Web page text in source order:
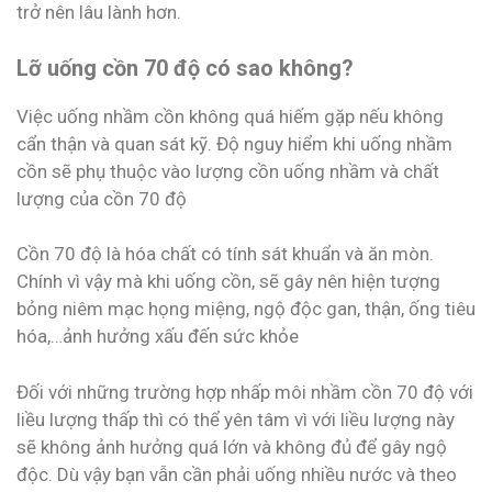
trở nên lâu lành hơn.
Lỡ uống cồn 70 độ có sao không?
Việc uống nhầm cồn không quá hiếm gặp nếu không
cẩn thận và quan sát kỹ. Độ nguy hiểm khi uống nhầm
cồn sẽ phụ thuộc vào lượng cồn uống nhầm và chất
lượng của cồn 70 độ
Cồn 70 độ là hóa chất có tính sát khuẩn và ăn mòn.
Chính vì vậy mà khi uống cồn, sẽ gây nên hiện tượng
bỏng niêm mạc họng miệng, ngộ độc gan, thận, ống tiêu
hóa,…ảnh hưởng xấu đến sức khỏe
Đối với những trường hợp nhấp môi nhầm cồn 70 độ với
liều lượng thấp thì có thể yên tâm vì với liều lượng này
sẽ không ảnh hưởng quá lớn và không đủ để gây ngộ
độc. Dù vậy bạn vẫn cần phải uống nhiều nước và theo